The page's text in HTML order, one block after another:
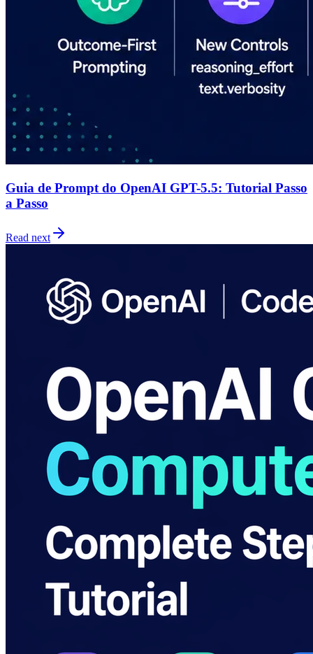
Guia de Prompt do OpenAI GPT-5.5: Tutorial Passo
a Passo
Read next